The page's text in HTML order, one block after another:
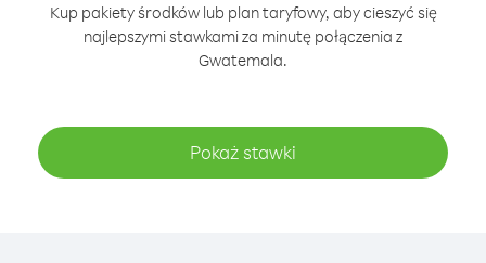
Kup pakiety środków lub plan taryfowy, aby cieszyć się
najlepszymi stawkami za minutę połączenia z
Gwatemala.
Pokaż stawki